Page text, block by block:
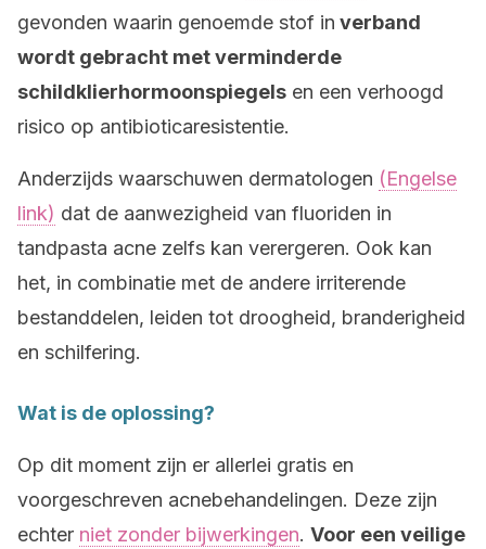
gevonden waarin genoemde stof in verband
wordt gebracht met verminderde
schildklierhormoonspiegels en een verhoogd
risico op antibioticaresistentie.
Anderzijds waarschuwen dermatologen (Engelse
link) dat de aanwezigheid van fluoriden in
tandpasta acne zelfs kan verergeren. Ook kan
het, in combinatie met de andere irriterende
bestanddelen, leiden tot droogheid, branderigheid
en schilfering.
Wat is de oplossing?
Op dit moment zijn er allerlei gratis en
voorgeschreven acnebehandelingen. Deze zijn
echter niet zonder bijwerkingen. Voor een veilige